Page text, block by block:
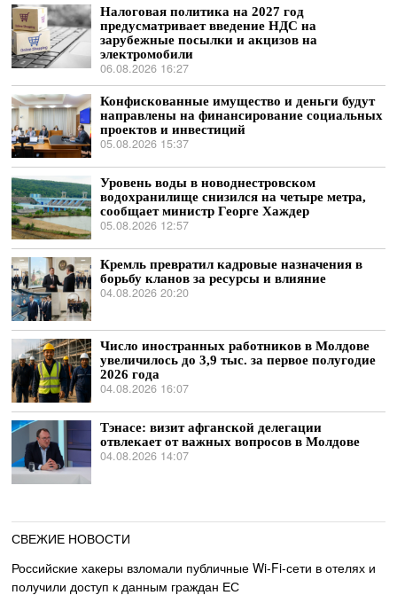
Налоговая политика на 2027 год
предусматривает введение НДС на
зарубежные посылки и акцизов на
электромобили
06.08.2026 16:27
Конфискованные имущество и деньги будут
направлены на финансирование социальных
проектов и инвестиций
05.08.2026 15:37
Уровень воды в новоднестровском
водохранилище снизился на четыре метра,
сообщает министр Георге Хаждер
05.08.2026 12:57
Кремль превратил кадровые назначения в
борьбу кланов за ресурсы и влияние
04.08.2026 20:20
Число иностранных работников в Молдове
увеличилось до 3,9 тыс. за первое полугодие
2026 года
04.08.2026 16:07
Тэнасе: визит афганской делегации
отвлекает от важных вопросов в Молдове
04.08.2026 14:07
СВЕЖИЕ НОВОСТИ
Российские хакеры взломали публичные Wi-Fi-сети в отелях и
получили доступ к данным граждан ЕС